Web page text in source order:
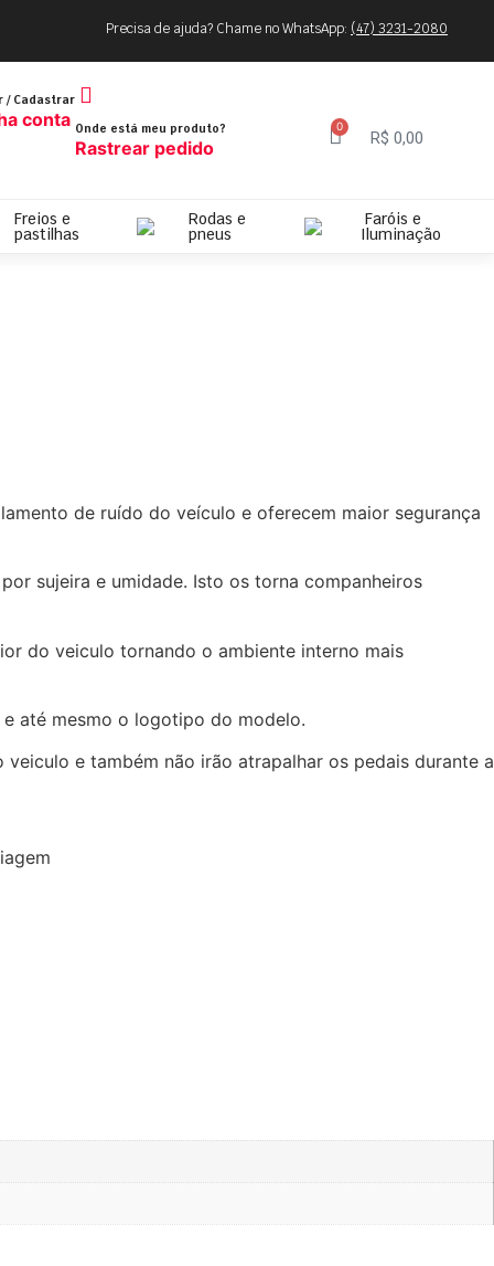
Precisa de ajuda? Chame no WhatsApp: (47) 3231-2080
/ Cadastrar
conta Onde está meu produto?
Rastrear pedido
0
R$ 0,00
Freios e
pastilhas
Rodas e
pneus
Faróis e
Iluminação
de ruído do veículo e oferecem maior segurança
sujeira e umidade. Isto os torna companheiros
do veiculo tornando o ambiente interno mais
até mesmo o logotipo do modelo.
e também não irão atrapalhar os pedais durante a